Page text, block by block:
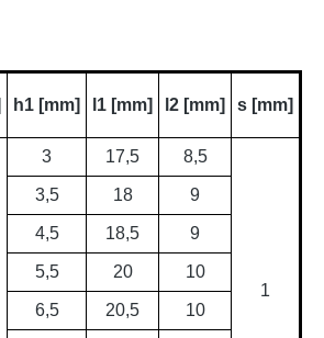
h1 [mm] l1 [mm] l2 [mm] s [mm]
3 17,5 8,5
1
3,5 18 9
4,5 18,5 9
5,5 20 10
6,5 20,5 10